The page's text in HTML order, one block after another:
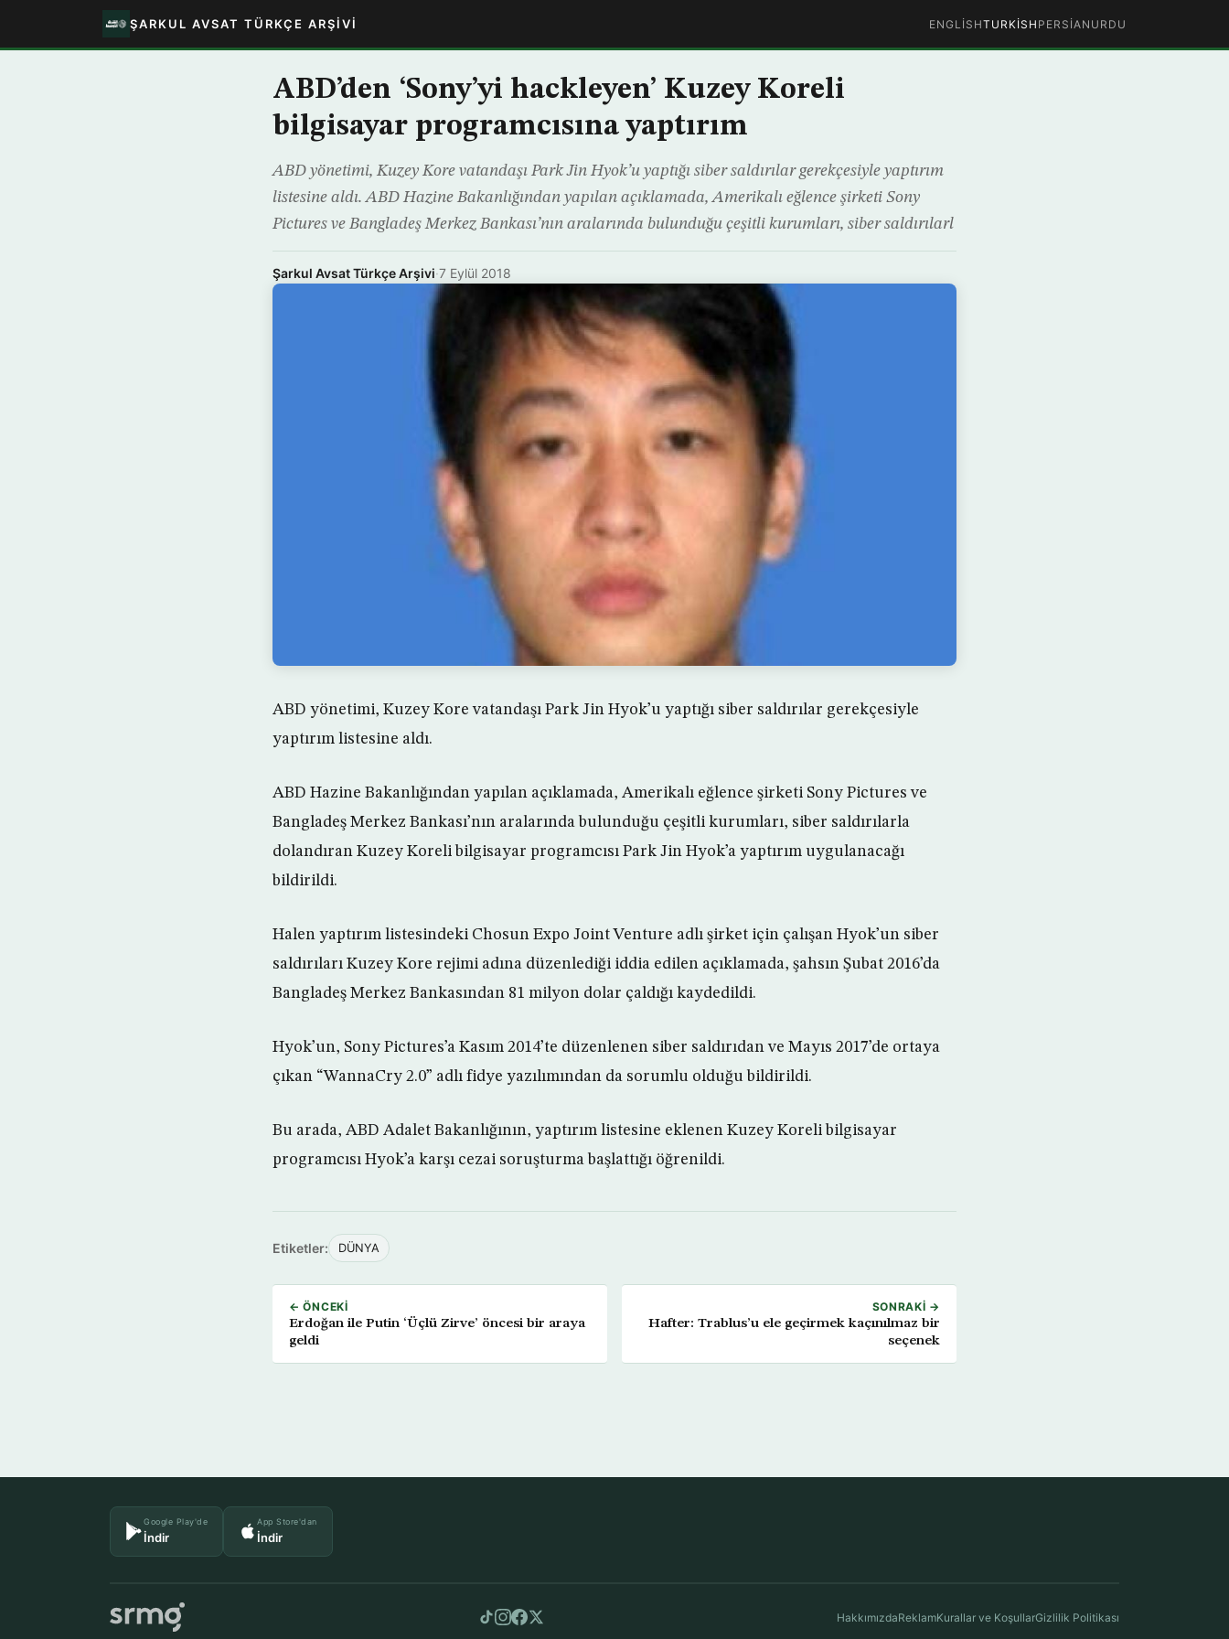
ŞARKUL AVSAT TÜRKÇE ARŞIVI ENGLISHTURKISH PERSIAN URDU
ABD’den ‘Sony’yi hackleyen’ Kuzey Koreli
bilgisayar programcısına yaptırım
ABD yönetimi, Kuzey Kore vatandaşı Park Jin Hyok’u yaptığı siber saldırılar gerekçesiyle yaptırım
listesine aldı. ABD Hazine Bakanlığından yapılan açıklamada, Amerikalı eğlence şirketi Sony
Pictures ve Bangladeş Merkez Bankası’nın aralarında bulunduğu çeşitli kurumları, siber saldırılarl
Şarkul Avsat Türkçe Arşivi·7 Eylül 2018
ABD yönetimi, Kuzey Kore vatandaşı Park Jin Hyok’u yaptığı siber saldırılar gerekçesiyle
yaptırım listesine aldı.
ABD Hazine Bakanlığından yapılan açıklamada, Amerikalı eğlence şirketi Sony Pictures ve
Bangladeş Merkez Bankası’nın aralarında bulunduğu çeşitli kurumları, siber saldırılarla
dolandıran Kuzey Koreli bilgisayar programcısı Park Jin Hyok’a yaptırım uygulanacağı
bildirildi.
Halen yaptırım listesindeki Chosun Expo Joint Venture adlı şirket için çalışan Hyok’un siber
saldırıları Kuzey Kore rejimi adına düzenlediği iddia edilen açıklamada, şahsın Şubat 2016’da
Bangladeş Merkez Bankasından 81 milyon dolar çaldığı kaydedildi.
Hyok’un, Sony Pictures’a Kasım 2014’te düzenlenen siber saldırıdan ve Mayıs 2017’de ortaya
çıkan “WannaCry 2.0” adlı fidye yazılımından da sorumlu olduğu bildirildi.
Bu arada, ABD Adalet Bakanlığının, yaptırım listesine eklenen Kuzey Koreli bilgisayar
programcısı Hyok’a karşı cezai soruşturma başlattığı öğrenildi.
Etiketler: DÜNYA
← ÖNCEKI
Erdoğan ile Putin ‘Üçlü Zirve’ öncesi bir araya
geldi
SONRAKI →
Hafter: Trablus’u ele geçirmek kaçınılmaz bir
seçenek
Google Play'de
İndir
App Store'dan
İndir
HakkımızdaReklamKurallar ve KoşullarGizlilik Politikası